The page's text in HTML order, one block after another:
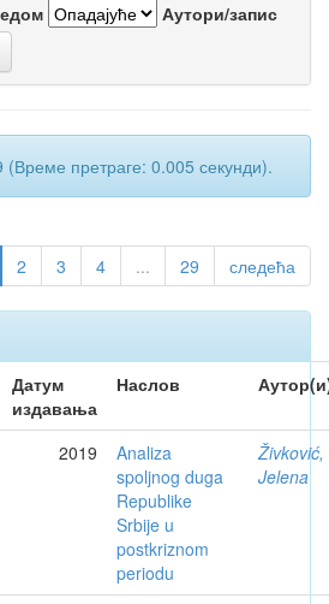
Аутори/запис
(Време претраге: 0.005 секунди).
2 3 4 ... 29 следећа
Датум
издавања
Наслов
2019
Analiza
spoljnog duga
Republike
Srbije u
postkriznom
periodu
Živković,
Jelena